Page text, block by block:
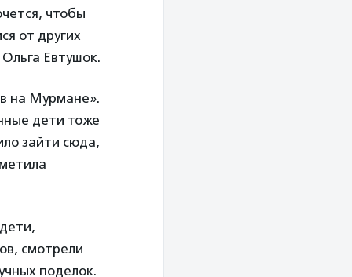
чтобы
от других
Евтушок.
на Мурмане».
дети тоже
зайти сюда,
смотрели
поделок.